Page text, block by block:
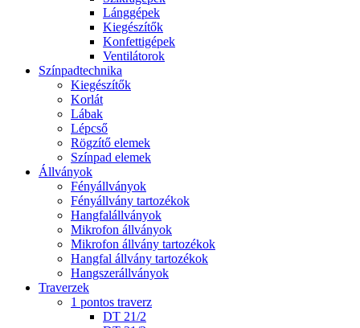
Lánggépek
Kiegészítők
Konfettigépek
Ventilátorok
Színpadtechnika
Kiegészítők
Korlát
Lábak
Lépcső
Rögzítő elemek
Színpad elemek
Állványok
Fényállványok
Fényállvány tartozékok
Hangfalállványok
Mikrofon állványok
Mikrofon állvány tartozékok
Hangfal állvány tartozékok
Hangszerállványok
Traverzek
1 pontos traverz
DT 21/2